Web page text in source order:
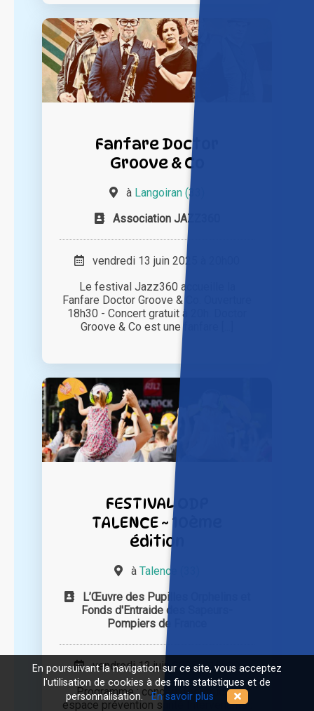
Fanfare Doctor
Groove & Co
à Langoiran (33)
Association JAZZ360
vendredi 13 juin 2025 à 20h00
Le festival Jazz360 accueille la
Fanfare Doctor Groove & Co. Ouverture
18h30 - Concert gratuit à 20h. Doctor
Groove & Co est une fanfare [...]
FESTIVAL ODP
TALENCE ~ 10ème
édition
à Talence (33)
L’Œuvre des Pupilles Orphelins et
Fonds d'Entraide des Sapeurs-
Pompiers de France
vendredi 13 juin 2025 à 18h00
Programme : concert, foodtrucks,
espace prévention santé Intervenants :
En poursuivant la navigation sur ce site, vous acceptez
l'utilisation de cookies à des fins statistiques et de
personnalisation.En savoir plus